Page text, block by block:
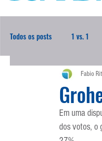
Todos os posts 1 vs. 1
Atualidades
Comunicação
Fabio
Em uma
dos votos, o